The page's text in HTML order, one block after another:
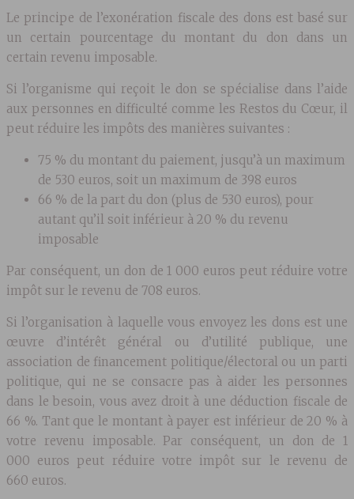
Le principe de l’exonération fiscale des dons est basé sur
un certain pourcentage du montant du don dans un
certain revenu imposable.
Si l’organisme qui reçoit le don se spécialise dans l’aide
aux personnes en difficulté comme les Restos du Cœur, il
peut réduire les impôts des manières suivantes :
75 % du montant du paiement, jusqu’à un maximum
de 530 euros, soit un maximum de 398 euros
66 % de la part du don (plus de 530 euros), pour
autant qu’il soit inférieur à 20 % du revenu
imposable
Par conséquent, un don de 1 000 euros peut réduire votre
impôt sur le revenu de 708 euros.
Si l’organisation à laquelle vous envoyez les dons est une
œuvre d’intérêt général ou d’utilité publique, une
association de financement politique/électoral ou un parti
politique, qui ne se consacre pas à aider les personnes
dans le besoin, vous avez droit à une déduction fiscale de
66 %. Tant que le montant à payer est inférieur de 20 % à
votre revenu imposable. Par conséquent, un don de 1
000 euros peut réduire votre impôt sur le revenu de
660 euros.